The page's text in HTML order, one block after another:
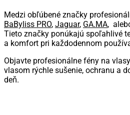
Medzi obľúbené značky
BaByliss PRO, Jaguar, GA.MA,
Tieto značky ponúkajú spoľahlivé
a komfort pri každodennom
Objavte profesionálne fény na
vlasom rýchle sušenie, ochranu a
deň.